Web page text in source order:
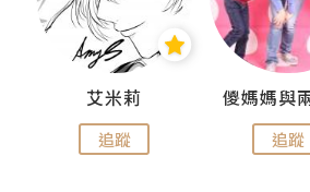
艾米莉
追蹤 追蹤